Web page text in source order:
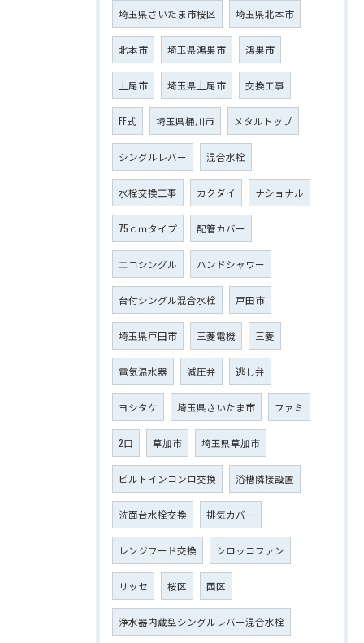
埼玉県さいたま市桜区 埼玉県北本市
北本市 埼玉県鴻巣市 鴻巣市
上尾市 埼玉県上尾市 交換工事
FF式 埼玉県桶川市 メタルトップ
シングルレバー 混合水栓
水栓交換工事 カクダイ ナショナル
75ｃｍタイプ 配管カバー
エコシングル ハンドシャワー
台付シングル混合水栓 戸田市
埼玉県戸田市 三菱電機 三菱
電気温水器 減圧弁 逃し弁
ヨシタケ 埼玉県さいたま市 ファミ
2口 草加市 埼玉県草加市
ビルトインコンロ交換 浴槽隣接設置
洗面台水栓交換 排気カバー
レンジフード交換 シロッコファン
リッセ 桜区 西区
浄水器内蔵型シングルレバー混合水栓